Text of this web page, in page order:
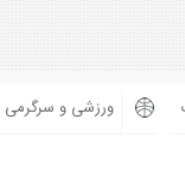
ورزشی و سرگرمی